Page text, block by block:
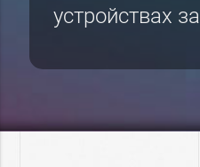
устройствах